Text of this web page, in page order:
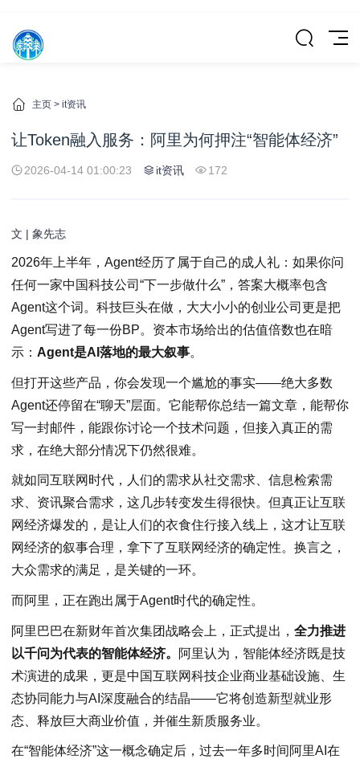
主页 > it资讯
让Token融入服务：阿里为何押注“智能体经济”
2026-04-14 01:00:23 it资讯 172
文 | 象先志
2026年上半年，Agent经历了属于自己的成人礼：如果你问
任何一家中国科技公司“下一步做什么”，答案大概率包含
Agent这个词。科技巨头在做，大大小小的创业公司更是把
Agent写进了每一份BP。资本市场给出的估值倍数也在暗
示： Agent是AI落地的最大叙事。
但打开这些产品，你会发现一个尴尬的事实——绝大多数
Agent还停留在“聊天”层面。它能帮你总结一篇文章，能帮你
写一封邮件，能跟你讨论一个技术问题，但接入真正的需
求，在绝大部分情况下仍然很难。
就如同互联网时代，人们的需求从社交需求、信息检索需
求、资讯聚合需求，这几步转变发生得很快。但真正让互联
网经济爆发的，是让人们的衣食住行接入线上，这才让互联
网经济的叙事合理，拿下了互联网经济的确定性。换言之，
大众需求的满足，是关键的一环。
而阿里，正在跑出属于Agent时代的确定性。
阿里巴巴在新财年首次集团战略会上，正式提出， 全力推进
以千问为代表的智能体经济。
阿里认为，智能体经济既是技
术演进的成果，更是中国互联网科技企业商业基础设施、生
态协同能力与AI深度融合的结晶——它将创造新型就业形
态、释放巨大商业价值，并催生新质服务业。
在“智能体经济”这一概念确定后，过去一年多时间阿里AI在